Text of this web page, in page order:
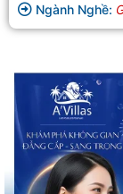
Ngành Nghề: